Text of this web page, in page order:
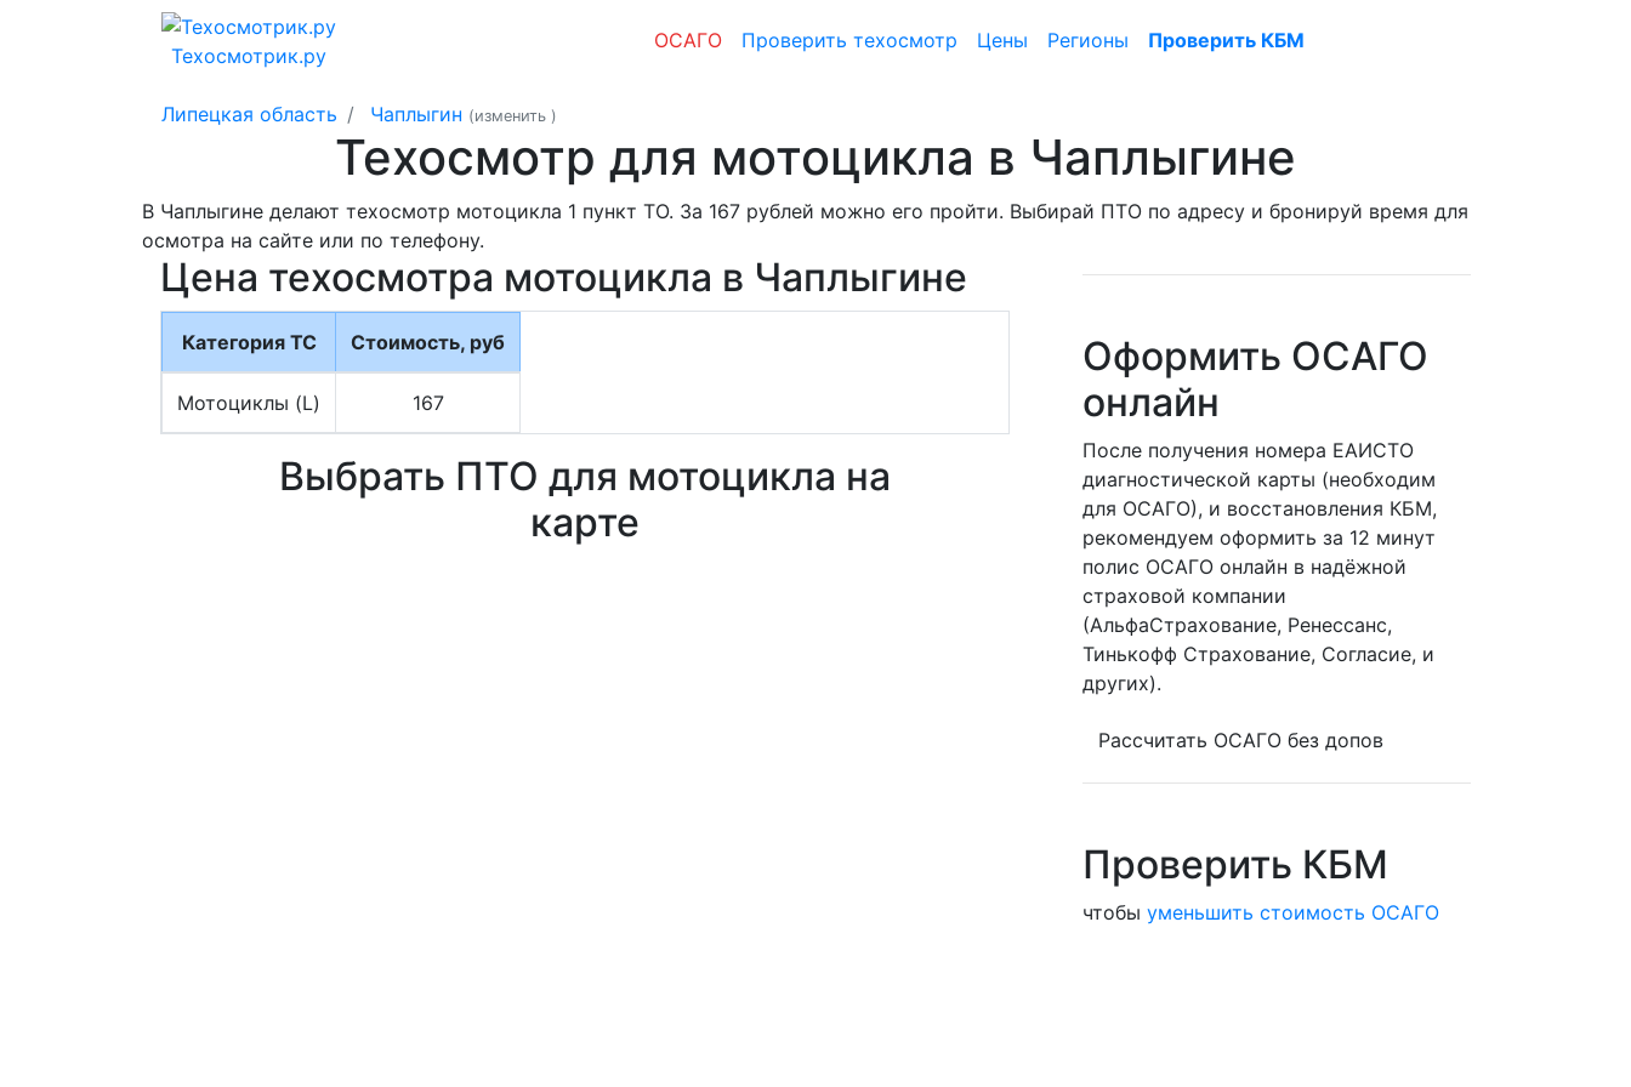
Техосмотрик.ру
ОСАГО Проверить техосмотр Цены Регионы Проверить КБМ
Липецкая область Чаплыгин (изменить )
Техосмотр для мотоцикла в Чаплыгине
В Чаплыгине делают техосмотр мотоцикла 1 пункт ТО. За 167 рублей можно его пройти. Выбирай ПТО по адресу и бронируй время для
осмотра на сайте или по телефону.
Цена техосмотра мотоцикла в Чаплыгине
Категория ТС Стоимость, руб
Мотоциклы (L) 167
Выбрать ПТО для мотоцикла на
карте
Оформить ОСАГО
онлайн
После получения номера ЕАИСТО
диагностической карты (необходим
для ОСАГО), и восстановления КБМ,
рекомендуем оформить за 12 минут
полис ОСАГО онлайн в надёжной
страховой компании
(АльфаСтрахование, Ренессанс,
Тинькофф Страхование, Согласие, и
других).
Рассчитать ОСАГО без допов
Проверить КБМ
чтобы уменьшить стоимость ОСАГО